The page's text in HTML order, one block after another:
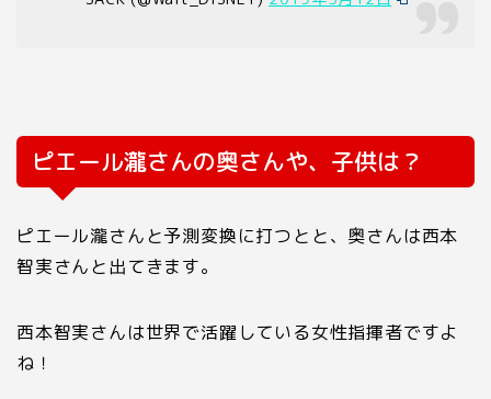
ピエール瀧さんの奥さんや、子供は？
ピエール瀧さんと予測変換に打つとと、奥さんは西本
智実さんと出てきます。
西本智実さんは世界で活躍している女性指揮者ですよ
ね！